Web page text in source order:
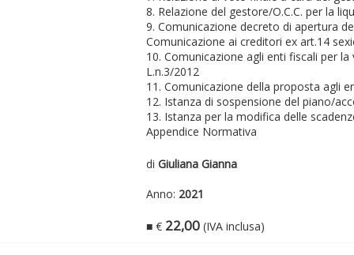
8. Relazione del gestore/O.C.C. per la
9. Comunicazione decreto di apertura
Comunicazione ai creditori ex art.14
10. Comunicazione agli enti fiscali per
L.n.3/2012
11. Comunicazione della proposta agli
12. Istanza di sospensione del piano/
13. Istanza per la modifica delle
Appendice Normativa
di Giuliana Gianna
Anno: 2021
■ € 22,00 (IVA inclusa)